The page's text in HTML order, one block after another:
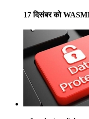
17 दिसंबर को